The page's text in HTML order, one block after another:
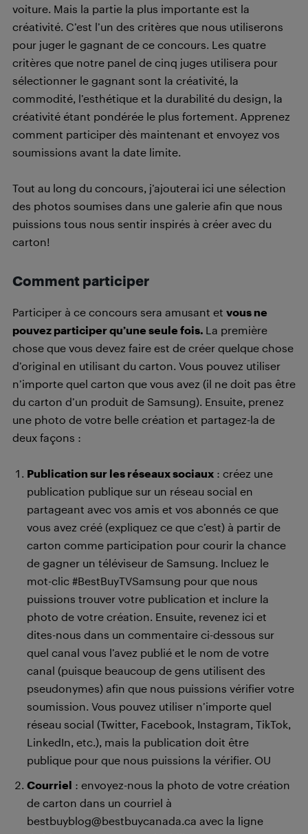
voiture. Mais la partie la plus importante est la
créativité. C’est l’un des critères que nous utiliserons
pour juger le gagnant de ce concours. Les quatre
critères que notre panel de cinq juges utilisera pour
sélectionner le gagnant sont la créativité, la
commodité, l’esthétique et la durabilité du design, la
créativité étant pondérée le plus fortement. Apprenez
comment participer dès maintenant et envoyez vos
soumissions avant la date limite.
Tout au long du concours, j’ajouterai ici une sélection
des photos soumises dans une galerie afin que nous
puissions tous nous sentir inspirés à créer avec du
carton!
Comment participer
Participer à ce concours sera amusant et vous ne
pouvez participer qu’une seule fois. La première
chose que vous devez faire est de créer quelque chose
d’original en utilisant du carton. Vous pouvez utiliser
n’importe quel carton que vous avez (il ne doit pas être
du carton d’un produit de Samsung). Ensuite, prenez
une photo de votre belle création et partagez-la de
deux façons :
Publication sur les réseaux sociaux : créez une
publication publique sur un réseau social en
partageant avec vos amis et vos abonnés ce que
vous avez créé (expliquez ce que c’est) à partir de
carton comme participation pour courir la chance
de gagner un téléviseur de Samsung. Incluez le
mot-clic #BestBuyTVSamsung pour que nous
puissions trouver votre publication et inclure la
photo de votre création. Ensuite, revenez ici et
dites-nous dans un commentaire ci-dessous sur
quel canal vous l’avez publié et le nom de votre
canal (puisque beaucoup de gens utilisent des
pseudonymes) afin que nous puissions vérifier votre
soumission. Vous pouvez utiliser n’importe quel
réseau social (Twitter, Facebook, Instagram, TikTok,
LinkedIn, etc.), mais la publication doit être
publique pour que nous puissions la vérifier. OU
Courriel : envoyez-nous la photo de votre création
de carton dans un courriel à
bestbuyblog@bestbuycanada.ca avec la ligne